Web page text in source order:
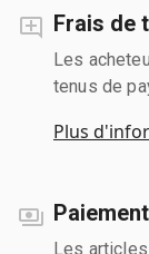
Frais de
Les
tenus de
Plus
Paiement
Les